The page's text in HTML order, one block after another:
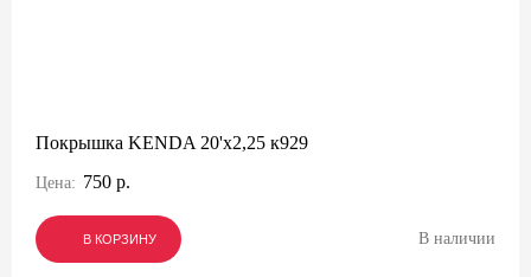
Покрышка KENDA 20'х2,25 к929
Цена: 750 р.
В КОРЗИНУ
В КОРЗИНУ
В КОРЗИНУ В наличии